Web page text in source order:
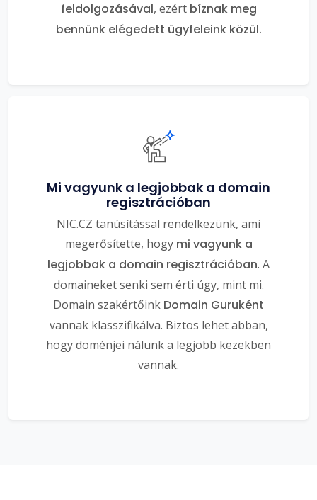
feldolgozásával, ezért bíznak meg
bennünk elégedett ügyfeleink közül.
Mi vagyunk a legjobbak a domain
regisztrációban
NIC.CZ tanúsítással rendelkezünk, ami
megerősítette, hogy mi vagyunk a
legjobbak a domain regisztrációban. A
domaineket senki sem érti úgy, mint mi.
Domain szakértőink Domain Guruként
vannak klasszifikálva. Biztos lehet abban,
hogy doménjei nálunk a legjobb kezekben
vannak.